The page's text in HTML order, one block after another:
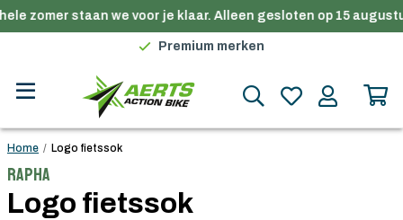
zomer staan we voor je klaar. Alleen gesloten op 15
Gratis verzending in België vanaf €100
Premium merken
Gratis verzending in België vanaf €100
Home / Logo fietssok
Rapha
Logo fietssok